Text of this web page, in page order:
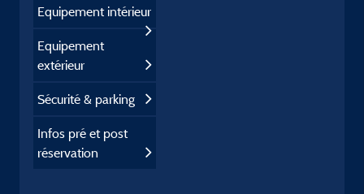
Equipement intérieur
Equipement
extérieur
Sécurité & parking
Infos pré et post
réservation